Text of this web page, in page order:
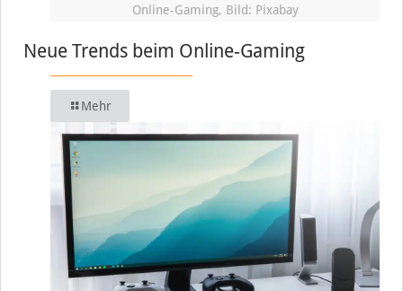
Online-Gaming, Bild: Pixabay
Neue Trends beim Online-Gaming
Mehr